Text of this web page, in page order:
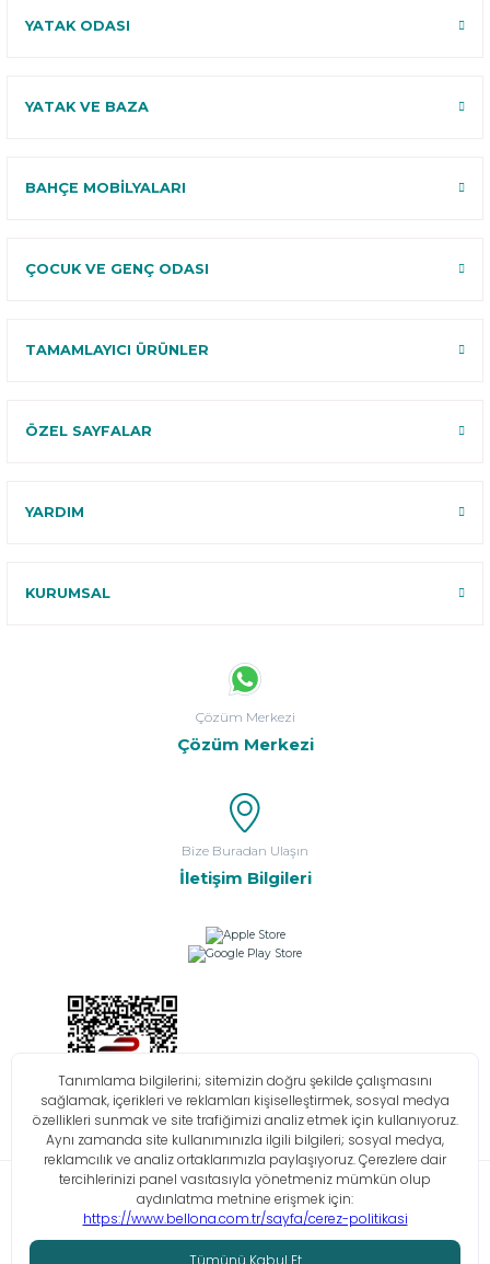
YATAK ODASI
YATAK VE BAZA
BAHÇE MOBİLYALARI
ÇOCUK VE GENÇ ODASI
TAMAMLAYICI ÜRÜNLER
ÖZEL SAYFALAR
YARDIM
KURUMSAL
Çözüm Merkezi
Çözüm Merkezi
Bize Buradan Ulaşın
İletişim Bilgileri
Bilgi Toplumu Hizmetleri KVKK Çerez Politikası İşlem Rehberi